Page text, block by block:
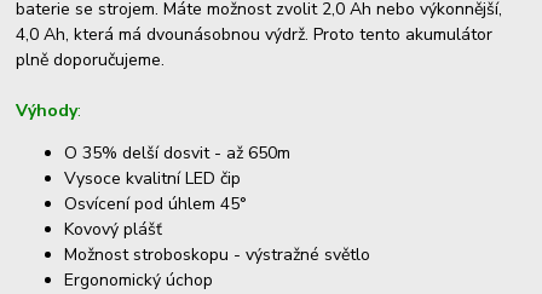
baterie se strojem. Máte možnost zvolit 2,0 Ah nebo výkonnější,
4,0 Ah, která má dvounásobnou výdrž. Proto tento akumulátor
plně doporučujeme.
Výhody:
O 35% delší dosvit - až 650m
Vysoce kvalitní LED čip
Osvícení pod úhlem 45°
Kovový plášť
Možnost stroboskopu - výstražné světlo
Ergonomický úchop